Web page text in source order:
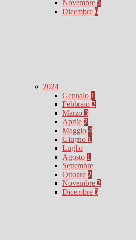
Novembre 5
Dicembre 6
2024
Gennaio 1
Febbraio 2
Marzo 3
Aprile 2
Maggio 4
Giugno 1
Luglio
Agosto 1
Settembre
Ottobre 2
Novembre 2
Dicembre 3